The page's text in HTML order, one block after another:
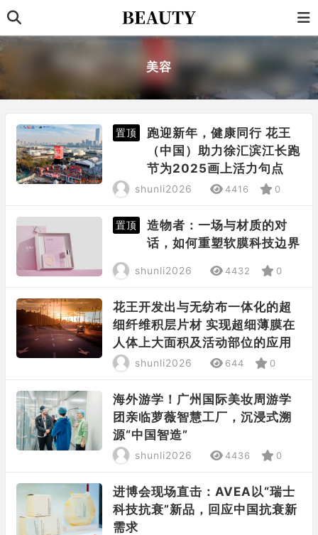
美容
置顶
跑迎新年，健康同行 花王
（中国）助力徐汇滨江长跑
节为2025画上活力句点
shunli2026 4416 0
置顶
造物者：一场与材质的对
话，如何重塑软膜科技边界
shunli2026 4432 0
花王开发出与无纺布一体化的超
细纤维积层片材 实现超细薄膜在
人体上大面积及活动部位的应用
shunli2026 644 0
海外游学！广州国际美妆周游学
团亲临萝薇智慧工厂，沉浸式溯
源“中国智造”
shunli2026 4436 0
进博会现场直击：AVEA以“瑞士
科技抗衰”新品，回应中国抗衰新
需求